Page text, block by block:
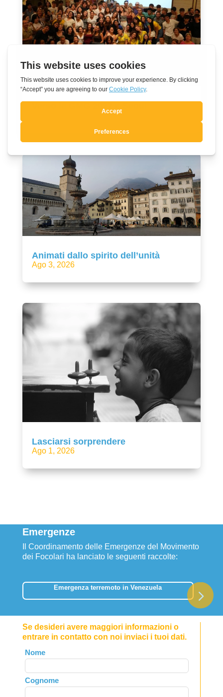
Animati dallo spirito dell’unità
Ago 3, 2026
Lasciarsi sorprendere
Ago 1, 2026
Emergenze
Il Coordinamento delle Emergenze del Movimento
dei Focolari ha lanciato le seguenti raccolte:
Emergenza terremoto in Venezuela
Se desideri avere maggiori informazioni o
entrare in contatto con noi inviaci i tuoi dati.
Leave
this
field
blank
Nome
Cognome